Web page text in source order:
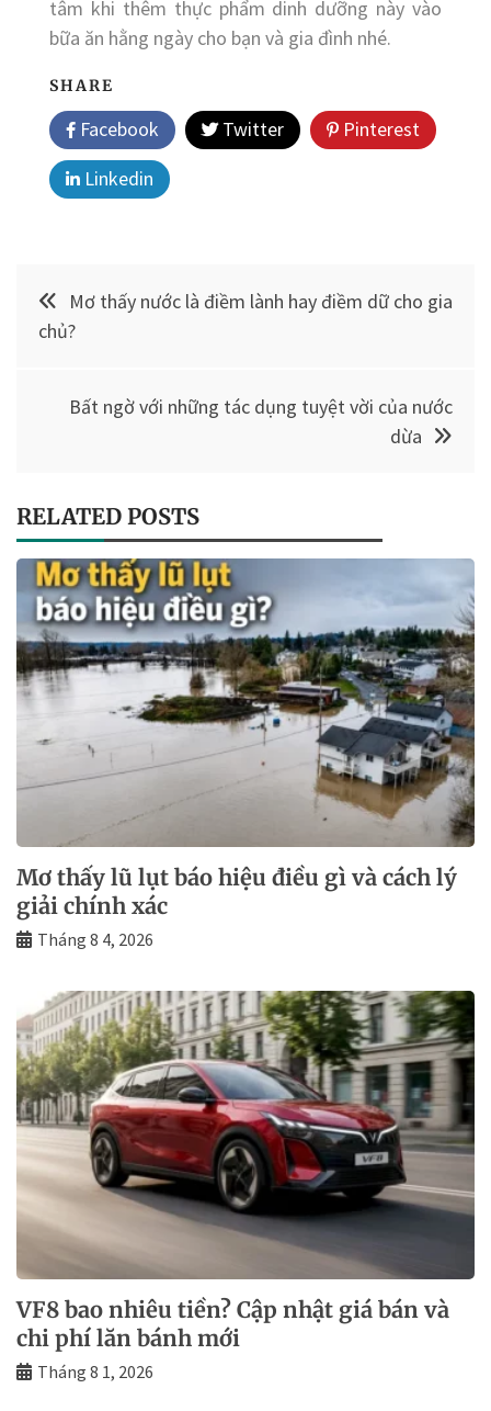
tâm khi thêm thực phẩm dinh dưỡng này vào
bữa ăn hằng ngày cho bạn và gia đình nhé.
SHARE
Facebook Twitter
Pinterest
Linkedin
Điều
hướng
Mơ thấy nước là điềm lành hay điềm dữ cho gia
chủ?
Bất ngờ với những tác dụng tuyệt vời của nước
dừa
RELATED POSTS
Mơ thấy lũ lụt báo hiệu điều gì và cách lý
giải chính xác
Tháng 8 4, 2026
VF8 bao nhiêu tiền? Cập nhật giá bán và
chi phí lăn bánh mới
Tháng 8 1, 2026